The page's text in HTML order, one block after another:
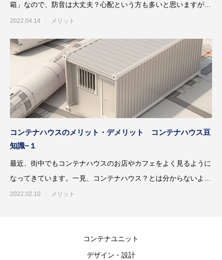
箱」なので、防音は大丈夫？心配という方も多いと思いますが、
大丈夫です。防音を
2022.04.14 メリット
コンテナハウスのメリット・デメリット コンテナハウス豆
知識−１
最近、街中でもコンテナハウスのお店やカフェをよく見るように
なってきています。一見、コンテナハウス？とは分からないよう
なおしゃれでカッコイ
2022.02.10 メリット
コンテナユニット
デザイン・設計